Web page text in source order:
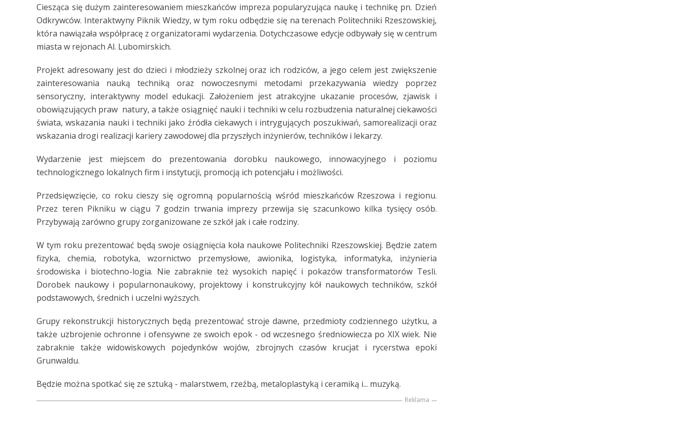
Ciesząca się dużym zainteresowaniem mieszkańców impreza popularyzująca naukę i technikę pn. Dzień
Odkrywców. Interaktwyny Piknik Wiedzy, w tym roku odbędzie się na terenach Politechniki Rzeszowskiej,
która nawiązała współpracę z organizatorami wydarzenia. Dotychczasowe edycje odbywały się w centrum
miasta w rejonach Al. Lubomirskich.
Projekt adresowany jest do dzieci i młodzieży szkolnej oraz ich rodziców, a jego celem jest zwiększenie
zainteresowania nauką techniką oraz nowoczesnymi metodami przekazywania wiedzy poprzez
sensoryczny, interaktywny model edukacji. Założeniem jest atrakcyjne ukazanie procesów, zjawisk i
obowiązujących praw natury, a także osiągnięć nauki i techniki w celu rozbudzenia naturalnej ciekawości
świata, wskazania nauki i techniki jako źródła ciekawych i intrygujących poszukiwań, samorealizacji oraz
wskazania drogi realizacji kariery zawodowej dla przyszłych inżynierów, techników i lekarzy.
Wydarzenie jest miejscem do prezentowania dorobku naukowego, innowacyjnego i poziomu
technologicznego lokalnych firm i instytucji, promocją ich potencjału i możliwości.
Przedsięwzięcie, co roku cieszy się ogromną popularnością wśród mieszkańców Rzeszowa i regionu.
Przez teren Pikniku w ciągu 7 godzin trwania imprezy przewija się szacunkowo kilka tysięcy osób.
Przybywają zarówno grupy zorganizowane ze szkół jak i całe rodziny.
W tym roku prezentować będą swoje osiągnięcia koła naukowe Politechniki Rzeszowskiej. Będzie zatem
fizyka, chemia, robotyka, wzornictwo przemysłowe, awionika, logistyka, informatyka, inżynieria
środowiska i biotechno-logia. Nie zabraknie też wysokich napięć i pokazów transformatorów Tesli.
Dorobek naukowy i popularnonaukowy, projektowy i konstrukcyjny kół naukowych techników, szkół
podstawowych, średnich i uczelni wyższych.
Grupy rekonstrukcji historycznych będą prezentować stroje dawne, przedmioty codziennego użytku, a
także uzbrojenie ochronne i ofensywne ze swoich epok - od wczesnego średniowiecza po XIX wiek. Nie
zabraknie także widowiskowych pojedynków wojów, zbrojnych czasów krucjat i rycerstwa epoki
Grunwaldu.
Będzie można spotkać się ze sztuką - malarstwem, rzeźbą, metaloplastyką i ceramiką i... muzyką.
Reklama